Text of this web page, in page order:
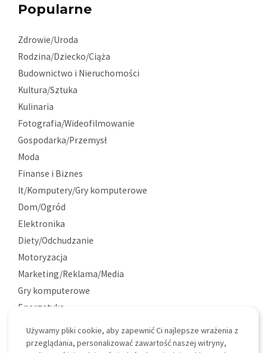
Popularne
Zdrowie/Uroda
Rodzina/Dziecko/Ciąża
Budownictwo i Nieruchomości
Kultura/Sztuka
Kulinaria
Fotografia/Wideofilmowanie
Gospodarka/Przemysł
Moda
Finanse i Biznes
It/Komputery/Gry komputerowe
Dom/Ogród
Elektronika
Diety/Odchudzanie
Motoryzacja
Marketing/Reklama/Media
Gry komputerowe
Energetyka
Ciekawostki
Używamy pliki cookie, aby zapewnić Ci najlepsze wrażenia z
przeglądania, personalizować zawartość naszej witryny,